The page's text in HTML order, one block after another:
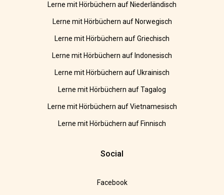
Lerne mit Hörbüchern auf Niederländisch
Lerne mit Hörbüchern auf Norwegisch
Lerne mit Hörbüchern auf Griechisch
Lerne mit Hörbüchern auf Indonesisch
Lerne mit Hörbüchern auf Ukrainisch
Lerne mit Hörbüchern auf Tagalog
Lerne mit Hörbüchern auf Vietnamesisch
Lerne mit Hörbüchern auf Finnisch
Social
Facebook